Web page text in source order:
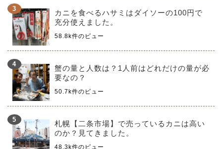
カニを食べるハサミはダイソーの100円で
充分使えました。
58.8k件のビュー
蟹の量と人数は？1人前はどれだけの量が必
要なの？
50.7k件のビュー
札幌【二条市場】で売っているカニは高い
のか？見てきました。
48.3k件のビュー